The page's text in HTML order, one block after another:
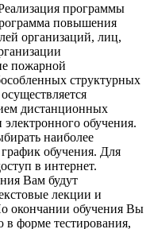
программы
повышения
организаций, лиц,
пожарной
структурных
дистанционных
обучения.
наиболее
обучения. Для
в интернет.
Вам будут
лекции и
окончании обучения Вы
в форме тестирования,